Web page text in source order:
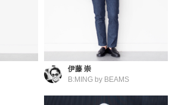
伊藤 崇
B:MING by BEAMS